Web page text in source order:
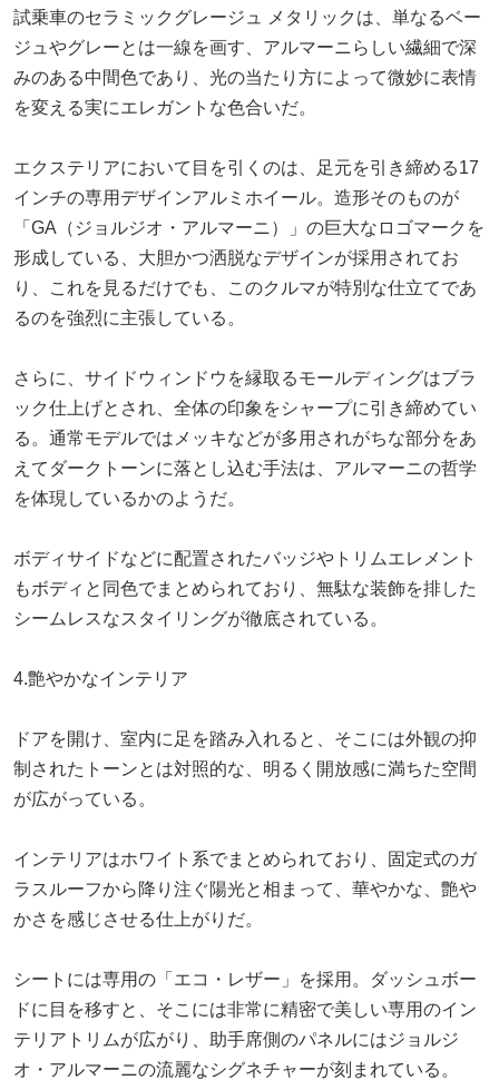
試乗車のセラミックグレージュ メタリックは、単なるベー
ジュやグレーとは一線を画す、アルマーニらしい繊細で深
みのある中間色であり、光の当たり方によって微妙に表情
を変える実にエレガントな色合いだ。
エクステリアにおいて目を引くのは、足元を引き締める17
インチの専用デザインアルミホイール。造形そのものが
「GA（ジョルジオ・アルマーニ）」の巨大なロゴマークを
形成している、大胆かつ洒脱なデザインが採用されてお
り、これを見るだけでも、このクルマが特別な仕立てであ
るのを強烈に主張している。
さらに、サイドウィンドウを縁取るモールディングはブラ
ック仕上げとされ、全体の印象をシャープに引き締めてい
る。通常モデルではメッキなどが多用されがちな部分をあ
えてダークトーンに落とし込む手法は、アルマーニの哲学
を体現しているかのようだ。
ボディサイドなどに配置されたバッジやトリムエレメント
もボディと同色でまとめられており、無駄な装飾を排した
シームレスなスタイリングが徹底されている。
4.艶やかなインテリア
ドアを開け、室内に足を踏み入れると、そこには外観の抑
制されたトーンとは対照的な、明るく開放感に満ちた空間
が広がっている。
インテリアはホワイト系でまとめられており、固定式のガ
ラスルーフから降り注ぐ陽光と相まって、華やかな、艶や
かさを感じさせる仕上がりだ。
シートには専用の「エコ・レザー」を採用。ダッシュボー
ドに目を移すと、そこには非常に精密で美しい専用のイン
テリアトリムが広がり、助手席側のパネルにはジョルジ
オ・アルマーニの流麗なシグネチャーが刻まれている。